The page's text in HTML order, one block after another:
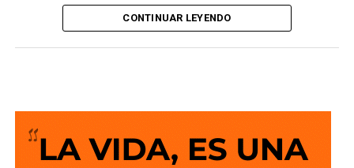
de los trabajos que realizaInterapas para modernizar una
de las principales fuentes de abastecimiento de agua
potable de la zona metropolitana.
ofrecer un servicio más confiable para miles de familias.
La semana pasada concluyeron los trabajos de
CONTINUAR LEYENDO